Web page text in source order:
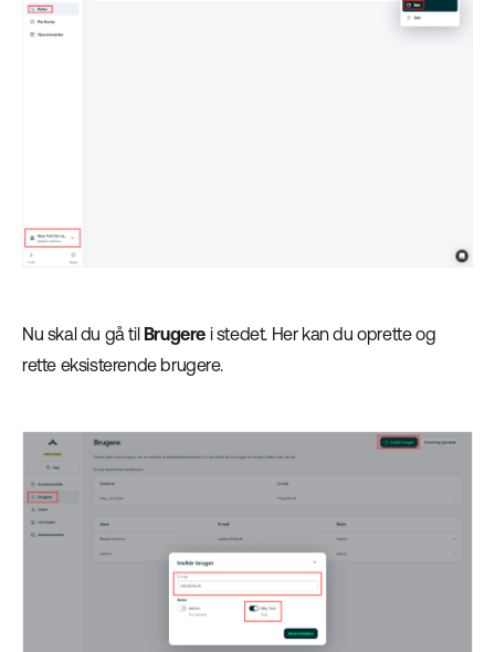
Nu skal du gå til Brugere i stedet. Her kan du oprette og
rette eksisterende brugere.